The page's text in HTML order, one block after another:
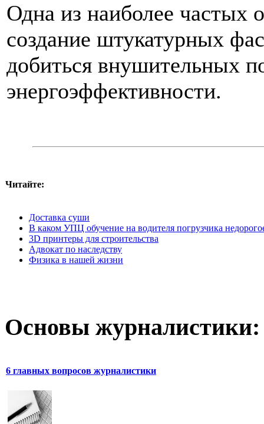
Одна из наиболее частых
создание штукатурных
добиться внушительных
энергоэффективности.
Читайте:
Доставка суши
В каком УПЦ обучение на водителя погрузчика
3D принтеры для строительства
Адвокат по наследству
Физика в нашей жизни
Основы журналистики:
6 главных вопросов журналистики